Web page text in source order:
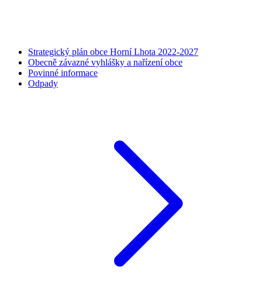
Strategický plán obce Horní Lhota 2022-2027
Obecně závazné vyhlášky a nařízení obce
Povinné informace
Odpady